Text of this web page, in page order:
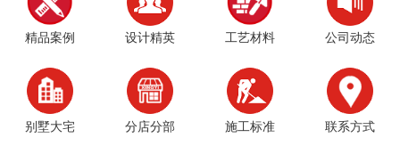
精品案例 设计精英 工艺材料 公司动态
别墅大宅 分店分部 施工标准 联系方式